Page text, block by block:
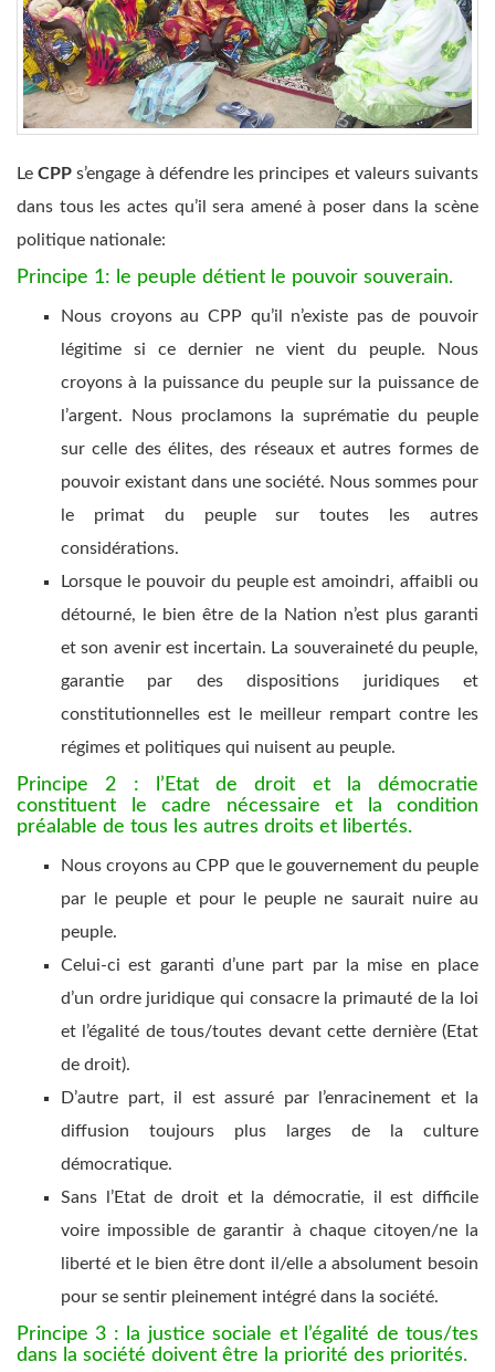
LeCPP s’engage à défendre les principes et valeurs suivants
dans tous les actes qu’il sera amené à poser dans la scène
politique nationale:
Principe 1: le peuple détient le pouvoir souverain.
Nous croyons au CPP qu’il n’existe pas de pouvoir
légitime si ce dernier ne vient du peuple. Nous
croyons à la puissance du peuple sur la puissance de
l’argent. Nous proclamons la suprématie du peuple
sur celle des élites, des réseaux et autres formes de
pouvoir existant dans une société. Nous sommes pour
le primat du peuple sur toutes les autres
considérations.
Lorsque le pouvoir du peuple est amoindri, affaibli ou
détourné, le bien être de la Nation n’est plus garanti
et son avenir est incertain. La souveraineté du peuple,
garantie par des dispositions juridiques et
constitutionnelles est le meilleur rempart contre les
régimes et politiques qui nuisent au peuple.
Principe 2 : l’Etat de droit et la démocratie
constituent le cadre nécessaire et la condition
préalable de tous les autres droits et libertés.
Nous croyons au CPP que le gouvernement du peuple
par le peuple et pour le peuple ne saurait nuire au
peuple.
Celui-ci est garanti d’une part par la mise en place
d’un ordre juridique qui consacre la primauté de la loi
et l’égalité de tous/toutes devant cette dernière (Etat
de droit).
D’autre part, il est assuré par l’enracinement et la
diffusion toujours plus larges de la culture
démocratique.
Sans l’Etat de droit et la démocratie, il est difficile
voire impossible de garantir à chaque citoyen/ne la
liberté et le bien être dont il/elle a absolument besoin
pour se sentir pleinement intégré dans la société.
Principe 3 : la justice sociale et l’égalité de tous/tes
dans la société doivent être la priorité des priorités.